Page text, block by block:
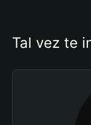
Tal vez te